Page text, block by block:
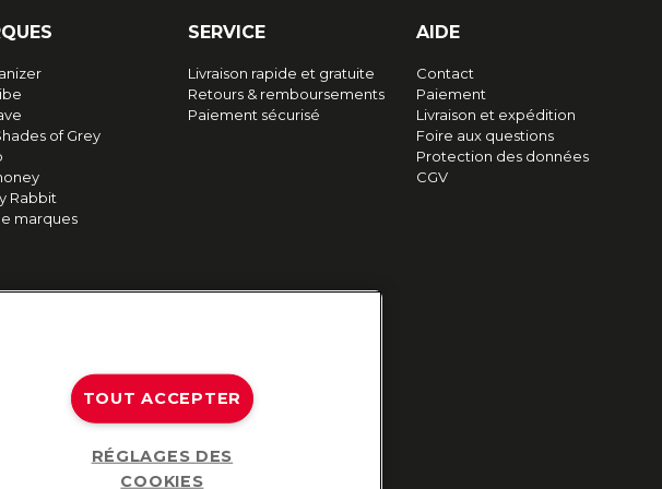
of Grey
Rabbit
marques
SERVICE
Livraison rapide et gratuite
Retours & remboursements
Paiement sécurisé
AIDE
Contact
Paiement
Livraison et expédition
Foire aux questions
Protection des données
CGV
TOUT ACCEPTER
RÉGLAGES DES
COOKIES